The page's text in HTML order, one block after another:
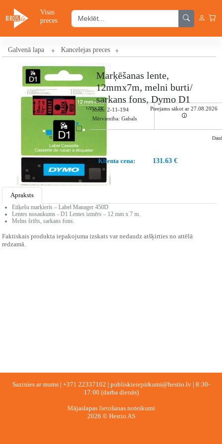
Visas
preces
Galvenā lapa Kancelejas preces
Marķēšanas lente,
12mmx7m, melni burti/
sarkans fons, Dymo D1
Kods: 2-11-194
Mērvienība: Gabals
Pieejams sākot ar 27.08.2026
🛈
Klienta cena: 131.63 €
Apraksts
Etiķešu marķieris – Label Manager 450D
Lentes nosaukums - D1 Lentes izmērs – 12 mm x 7 m.
Melns šrifts, sarkans fons.
Faktiskais produkta iepakojuma izskats var nedaudz atšķirties no attēlā
redzamā.
Sazinies ar mums | +371 22337102 | publiskieiepirkumi@hestio.lv| 8:30-
17:00 (darba dienās)
Mājaslapas lietošanas noteikumi
2026 © Hestio AS